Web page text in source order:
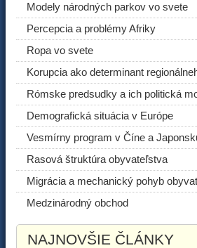
Modely národných parkov vo svete
Percepcia a problémy Afriky
Ropa vo svete
Korupcia ako determinant
Rómske predsudky a ich politická
Demografická situácia v Európe
Vesmírny program v Číne a
Rasová štruktúra obyvateľstva
Migrácia a mechanický pohyb
Medzinárodný obchod
NAJNOVŠIE ČLÁNKY